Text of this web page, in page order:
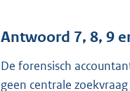
Antwoord 7, 8, 9
De forensisch
geen centrale